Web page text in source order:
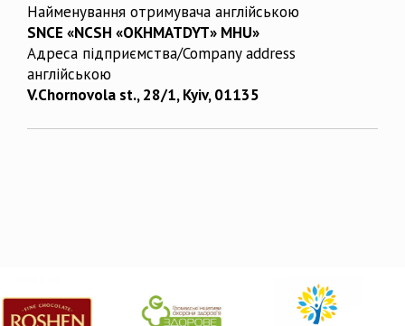
Найменування отримувача англійською
SNCE «NCSH «OKHMATDYT» MHU»
Адреса підприємства/Company address
англійською
V.Chornovola st., 28/1, Kyiv, 01135